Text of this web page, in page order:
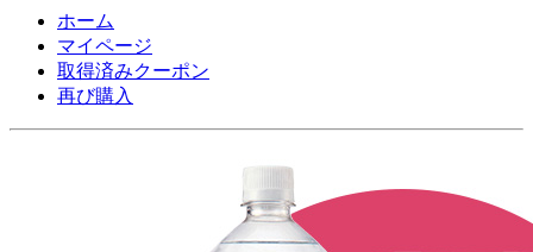
ホーム
マイページ
取得済みクーポン
再び購入